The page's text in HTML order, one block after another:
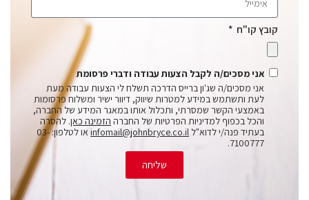
קובץ קו"ח
אני מסכים/ה לקבל הצעות עבודה ודברי פרסומת
אני מסכים/ה שג'ון ברייס הדרכה תשלח לי הצעות עבודה מעת
לעת ותשתמש במידע למטרות שיווק, דיוור ישיר ומשלוח פרסומות
באמצעי הקשר שמסרתי, ותכלול אותו במאגר המידע של החברה,
והכל בכפוף למדיניות הפרטיות של החברה הזמינה כאן. להסרה
בעתיד פנה/י לדוא"ל infomail@johnbryce.co.il
או לטלפון: 03-
7100777.
שליחה